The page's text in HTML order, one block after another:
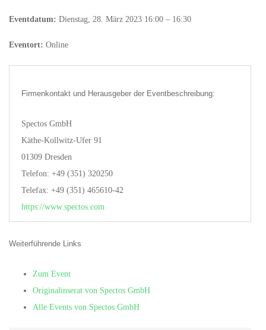
Eventdatum: Dienstag, 28. März 2023 16:00 – 16:30
Eventort: Online
Firmenkontakt und Herausgeber der Eventbeschreibung:
Spectos GmbH
Käthe-Kollwitz-Ufer 91
01309 Dresden
Telefon: +49 (351) 320250
Telefax: +49 (351) 465610-42
https://www.spectos.com
Weiterführende Links
Zum Event
Originalinserat von Spectos GmbH
Alle Events von Spectos GmbH